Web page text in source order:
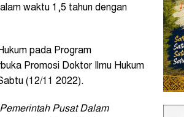
waktu 1,5 tahun dengan
pada Program
Promosi Doktor Ilmu Hukum
(12/11 2022).
Pusat Dalam